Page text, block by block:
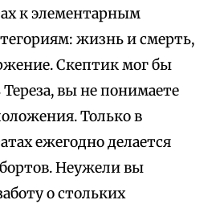
к элементарным
жизнь и смерть,
Скептик мог бы
вы не понимаете
Только в
ежегодно делается
Неужели вы
о стольких